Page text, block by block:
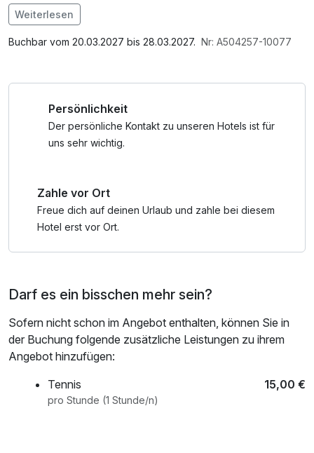
Betreuungszeiten
- Naturnahe Eltern-Kind-Erlebnisse
- 2 x pro Woche Ausschlafservice
Winter, täglich frisch zubereitete Obst- Gemüse und
Grießbreie in BIO-Qualität, abdunkelbare Zimmer, Babybett,
Wickelunterlage, Windeleimer, Kinderbadewanne,
ausleihen, Hochstühle und Babylätzchen im Restaurant
Sport & Erholung:
Vergünstigungen, Angeboten
KOSTENLOSER VERLEIH (nach Verfügbarkeit)
Zahlreiche Babyutensilien - einfach die Babycheckliste
anfordern!
Rückentragen, geländegängige Kinderwagen, Regen-
Ponchos, Rucksäcke, Picknickdecken, Rodel u.v.m.
Im Angebot enthalten
Parkplatz, W-LAN Nutzung / Internetnutzung
Weiterlesen
Buchbar vom 20.03.2027 bis 28.03.2027. Nr: A504257-10077
Persönlichkeit
Der persönliche Kontakt zu unseren Hotels ist für
uns sehr wichtig.
Zahle vor Ort
Freue dich auf deinen Urlaub und zahle bei diesem
Hotel erst vor Ort.
Darf es ein bisschen mehr sein?
Sofern nicht schon im Angebot enthalten, können Sie in
der Buchung folgende zusätzliche Leistungen zu ihrem
Angebot hinzufügen:
Tennis
15,00 €
pro Stunde (1 Stunde/n)